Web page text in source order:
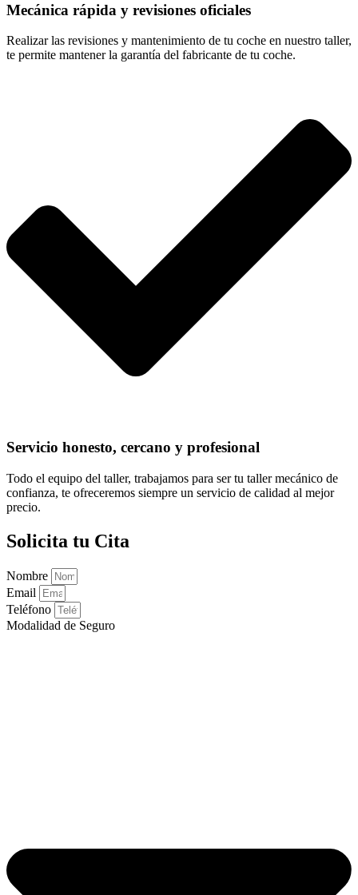
Mecánica rápida y revisiones oficiales
Realizar las revisiones y mantenimiento de tu coche en nuestro taller,
te permite mantener la garantía del fabricante de tu coche.
Servicio honesto, cercano y profesional
Todo el equipo del taller, trabajamos para ser tu taller mecánico de
confianza, te ofreceremos siempre un servicio de calidad al mejor
precio.
Solicita tu Cita
Nombre
Email
Teléfono
Modalidad de Seguro